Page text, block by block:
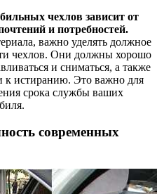
чехлов зависит от
и потребностей.
важно уделять должное
чехлов. Они должны хорошо
и сниматься, а также
истиранию. Это важно для
срока службы ваших
современных